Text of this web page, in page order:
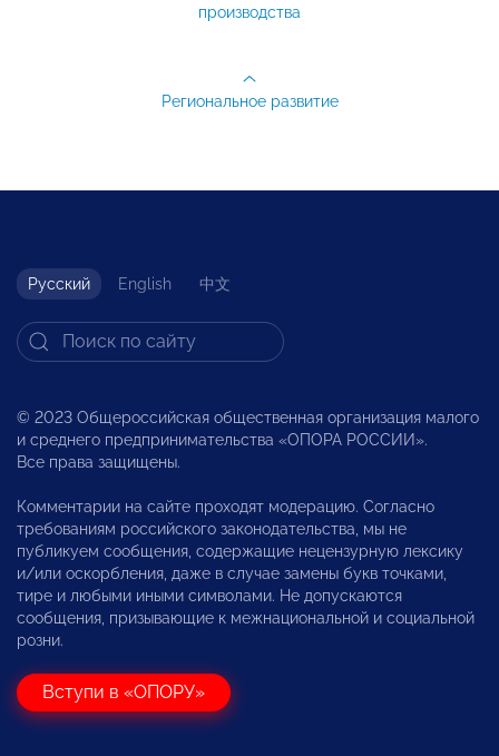
производства
Региональное развитие
Русский English 中文
© 2023 Общероссийская общественная организация малого
и среднего предпринимательства «ОПОРА РОССИИ».
Все права защищены.
Комментарии на сайте проходят модерацию. Согласно
требованиям российского законодательства, мы не
публикуем сообщения, содержащие нецензурную лексику
и/или оскорбления, даже в случае замены букв точками,
тире и любыми иными символами. Не допускаются
сообщения, призывающие к межнациональной и социальной
розни.
Вступи в «ОПОРУ»